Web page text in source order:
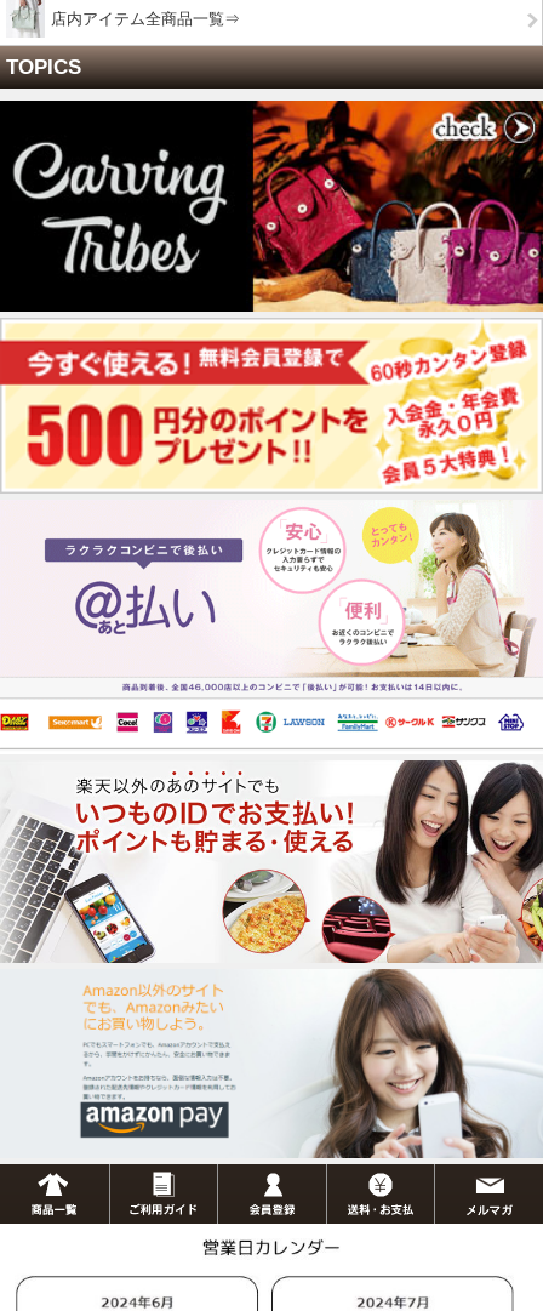
店内アイテム全商品一覧⇒
TOPICS